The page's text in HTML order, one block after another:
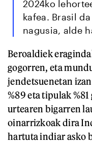
2024ko
kafea. Brasil
nagusia, alde
Beroaldiek
gogorren, eta
jendetsuenetan
%89 eta tipulak
urtearen bigarren
oinarrizkoak dira
hartuta indiar asko